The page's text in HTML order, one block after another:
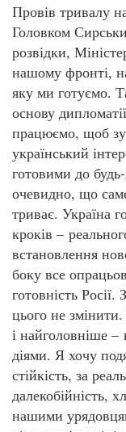
Провів тривалу
Головком
розвідки,
нашому фронті,
яку ми готуємо.
основу
працюємо, щоб
український
готовими до будь-
очевидно, що
триває. Україна
кроків –
встановлення
боку все
готовність Росії.
цього не
і найголовніше
діями. Я хочу
стійкість, за
далекобійність,
нашими